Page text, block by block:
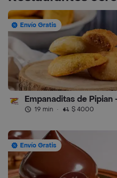
Envío Gratis
19 min · $ 4000
Envío Gratis